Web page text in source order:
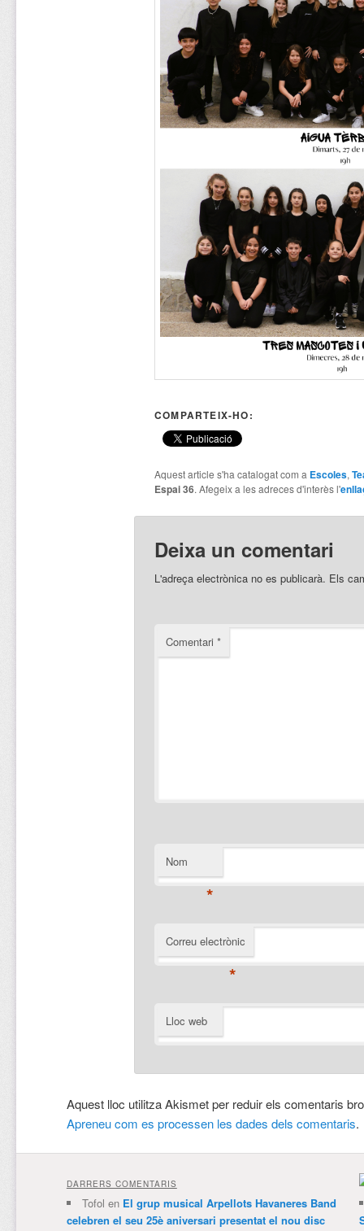
COMPARTEIX-HO:
Aquest article s'ha catalogat com a Escoles,
Espai 36. Afegeix a les adreces d'interès l'
Deixa un comentari
L'adreça electrònica no es publicarà. Els
Comentari *
Nom
*
Correu electrònic
*
Lloc web
Aquest lloc utilitza Akismet per reduir els comentaris
Apreneu com es processen les dades dels comentaris.
DARRERS COMENTARIS
Tofol en El grup musical Arpellots Havaneres Band
celebren el seu 25è aniversari presentat el nou disc